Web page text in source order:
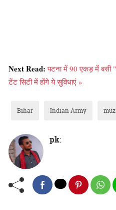
Next Read:पटना में 90 एकड़ में बसी
टेंट सिटी में होंगे ये सुविधाएं »
Bihar Indian Army
pk: